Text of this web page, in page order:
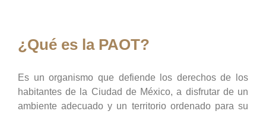
¿Qué es la PAOT?
Es un organismo que defiende los derechos de los
habitantes de la Ciudad de México, a disfrutar de un
ambiente adecuado y un territorio ordenado para su